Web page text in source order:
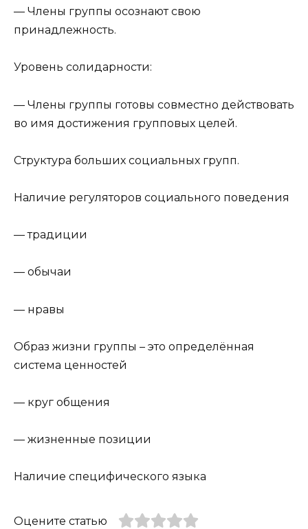
— Члены группы осознают свою
принадлежность.
Уровень солидарности:
— Члены группы готовы совместно действовать
во имя достижения групповых целей.
Структура больших социальных групп.
Наличие регуляторов социального поведения
— традиции
— обычаи
— нравы
Образ жизни группы – это определённая
система ценностей
— круг общения
— жизненные позиции
Наличие специфического языка
Оцените статью